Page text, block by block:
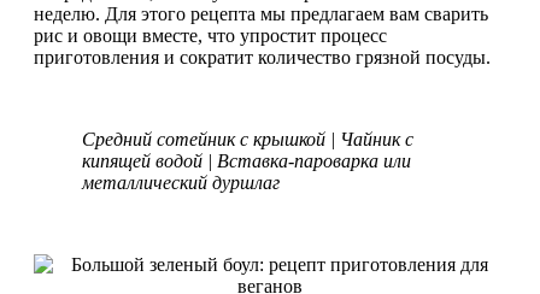
неделю. Для этого рецепта мы предлагаем вам сварить
рис и овощи вместе, что упростит процесс
приготовления и сократит количество грязной посуды.
Средний сотейник с крышкой | Чайник с
кипящей водой | Вставка-пароварка или
металлический дуршлаг